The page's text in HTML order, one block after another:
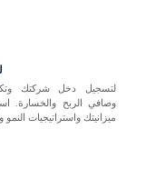
لتسجيل دخل شركتك
وصافي الربح والخسارة.
ميزانيتك واستراتيجيات